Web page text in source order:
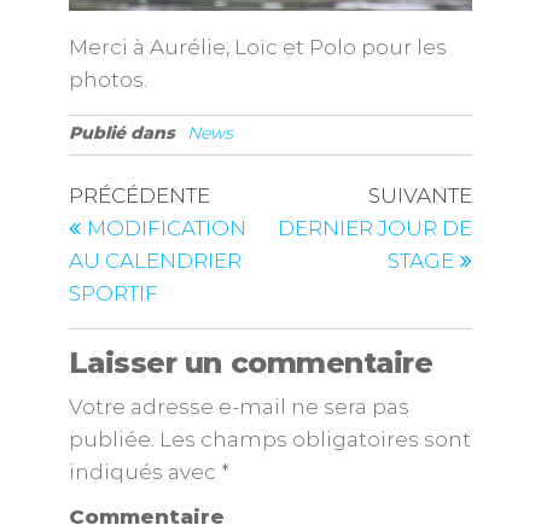
Merci à Aurélie, Loïc et Polo pour les
photos.
Publié dans News
PRÉCÉDENTE
MODIFICATION
AU CALENDRIER
SPORTIF
SUIVANTE
DERNIER JOUR DE
STAGE
Laisser un commentaire
Votre adresse e-mail ne sera pas
publiée. Les champs obligatoires sont
indiqués avec *
Commentaire